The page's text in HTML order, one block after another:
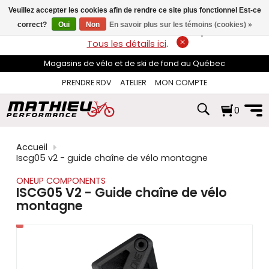
flèches
haut
et
pour
sélectionner
disponible.
Appuyez
pour
accéder
résultat
de
recherche
sélectionné.
LIVRAISON GRATUITEsur les commandes de plus de 74$*.
Tous les détails ici.
Magasins de vélo et de ski de fond au Québec
PRENDRE RDV
ATELIER MON COMPTE
0
Accueil
Iscg05 v2 - guide chaîne de vélo montagne
ONEUP COMPONENTS
ISCG05 V2 - Guide chaîne de vélo
montagne
Veuillez accepter les cookies afin de rendre ce site plus fonctionnel Est-ce
correct?
Oui Non En savoir plus sur les témoins (cookies) »